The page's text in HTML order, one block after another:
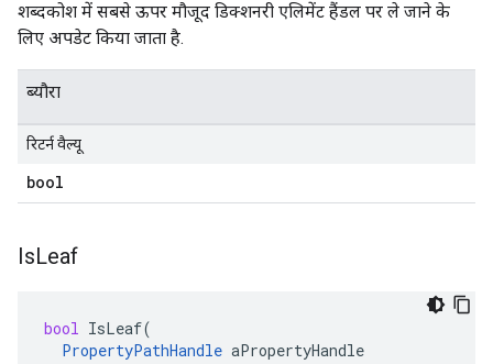
शब्दकोश में सबसे ऊपर मौजूद डिक्शनरी एलिमेंट हैंडल पर ले जाने के
लिए अपडेट किया जाता है.
ब्यौरा
रिटर्न वैल्यू
bool
IsLeaf
bool IsLeaf(
PropertyPathHandle aPropertyHandle